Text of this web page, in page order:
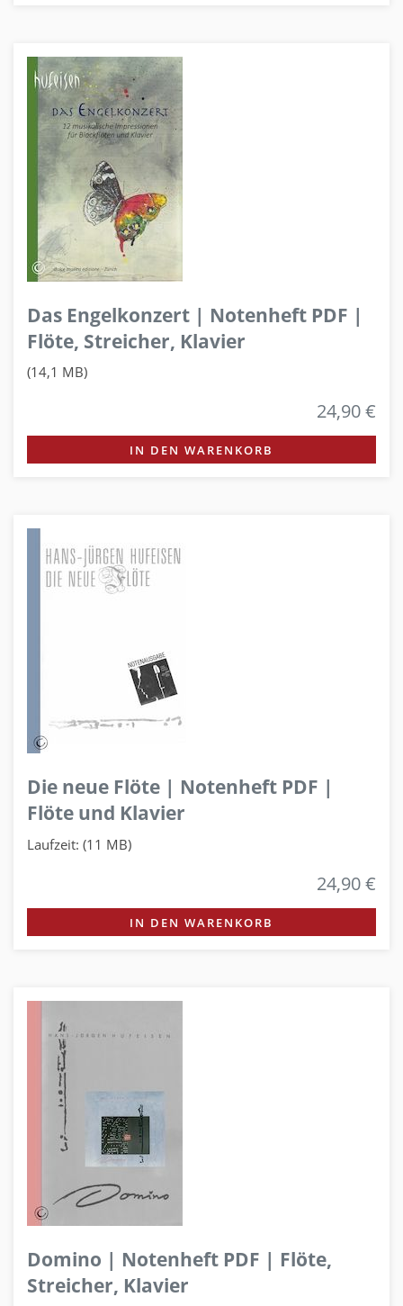
Das Engelkonzert | Notenheft PDF |
Flöte, Streicher, Klavier
(14,1 MB)
24,90 €
IN DEN WARENKORB
Die neue Flöte | Notenheft PDF |
Flöte und Klavier
Laufzeit: (11 MB)
24,90 €
IN DEN WARENKORB
Domino | Notenheft PDF | Flöte,
Streicher, Klavier